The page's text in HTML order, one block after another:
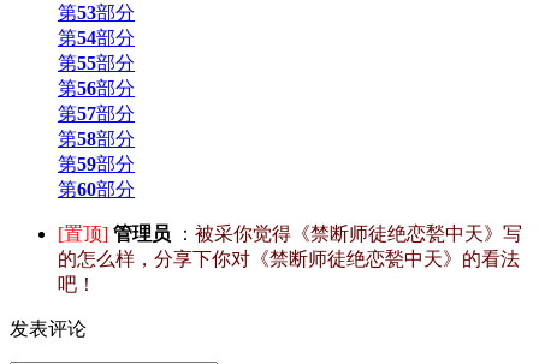
第53部分
第54部分
第55部分
第56部分
第57部分
第58部分
第59部分
第60部分
[置顶] 管理员 ： 被采你觉得《禁断师徒绝恋甃中天》写
的怎么样，分享下你对《禁断师徒绝恋甃中天》的看法
吧！
发表评论